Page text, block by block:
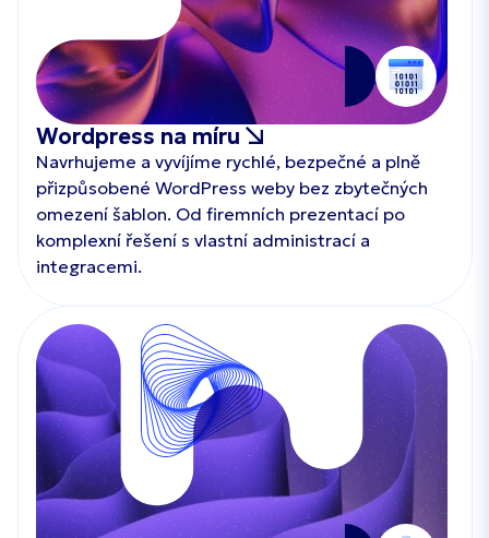
Wordpress na míru
Navrhujeme a vyvíjíme rychlé, bezpečné a plně
přizpůsobené WordPress weby bez zbytečných
omezení šablon. Od firemních prezentací po
komplexní řešení s vlastní administrací a
integracemi.